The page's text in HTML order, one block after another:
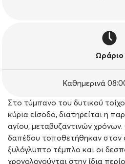
Ωράριο
Καθημερινά
Στο τύμπανο του δυτικού
κύρια είσοδο, διατηρείται η
αγίου, μεταβυζαντινών
δαπέδου τοποθετήθηκαν στον
ξυλόγλυπτο τέμπλο και οι
χρονολογούνται στην ίδια